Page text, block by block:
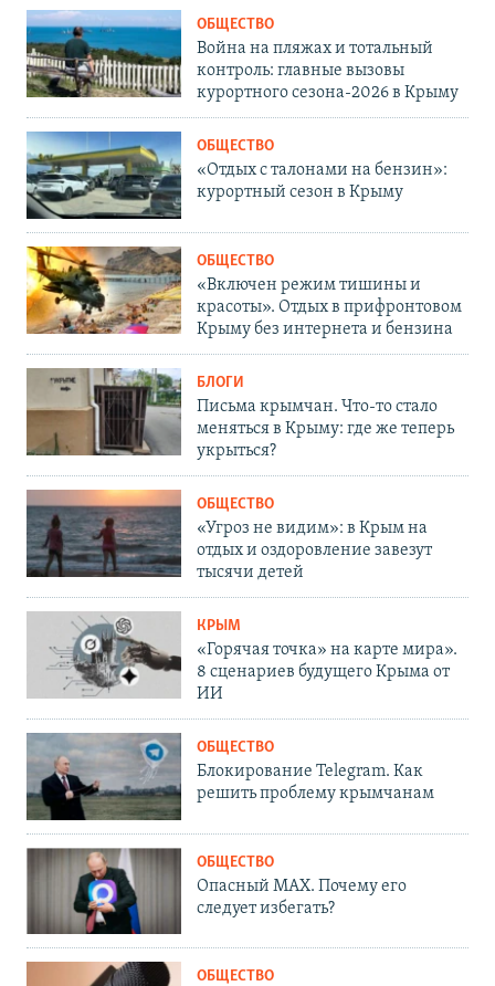
ОБЩЕСТВО
Война на пляжах и тотальный
контроль: главные вызовы
курортного сезона-2026 в Крыму
ОБЩЕСТВО
«Отдых с талонами на бензин»:
курортный сезон в Крыму
ОБЩЕСТВО
«Включен режим тишины и
красоты». Отдых в прифронтовом
Крыму без интернета и бензина
БЛОГИ
Письма крымчан. Что-то стало
меняться в Крыму: где же теперь
укрыться?
ОБЩЕСТВО
«Угроз не видим»: в Крым на
отдых и оздоровление завезут
тысячи детей
КРЫМ
«Горячая точка» на карте мира».
8 сценариев будущего Крыма от
ИИ
ОБЩЕСТВО
Блокирование Telegram. Как
решить проблему крымчанам
ОБЩЕСТВО
Опасный MAX. Почему его
следует избегать?
ОБЩЕСТВО